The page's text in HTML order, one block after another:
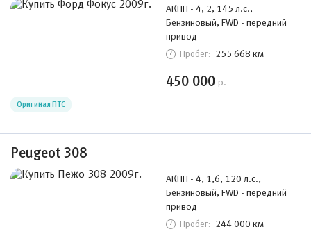
АКПП - 4, 2, 145 л.с.,
Бензиновый, FWD - передний
привод
Пробег: 255 668 км
450 000 р.
Оригинал ПТС
Peugeot 308
АКПП - 4, 1,6, 120 л.с.,
Бензиновый, FWD - передний
привод
Пробег: 244 000 км